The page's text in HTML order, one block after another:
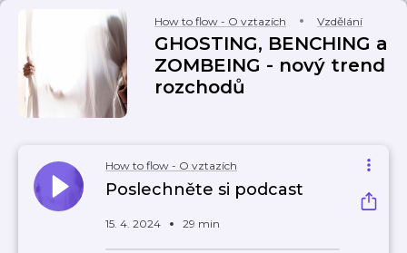
How to flow - O vztazích Vzdělání
GHOSTING, BENCHING a
ZOMBEING - nový trend
rozchodů
How to flow - O vztazích
Poslechněte si podcast
15. 4. 2024 29 min